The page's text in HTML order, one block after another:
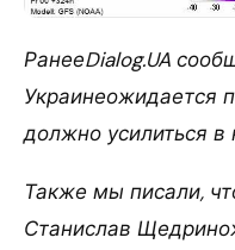
РанееDialog.UA
Украинеожидается
должно усилиться
Также мы писали,
Станислав